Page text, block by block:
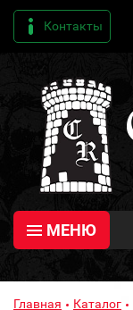
Контакты
МЕНЮ
Главная Каталог